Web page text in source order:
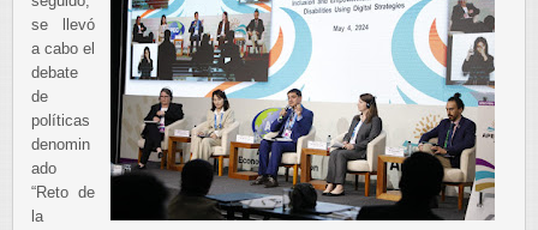
se llevó
a cabo el
debate
de
políticas
denomin
ado
“Reto de
la